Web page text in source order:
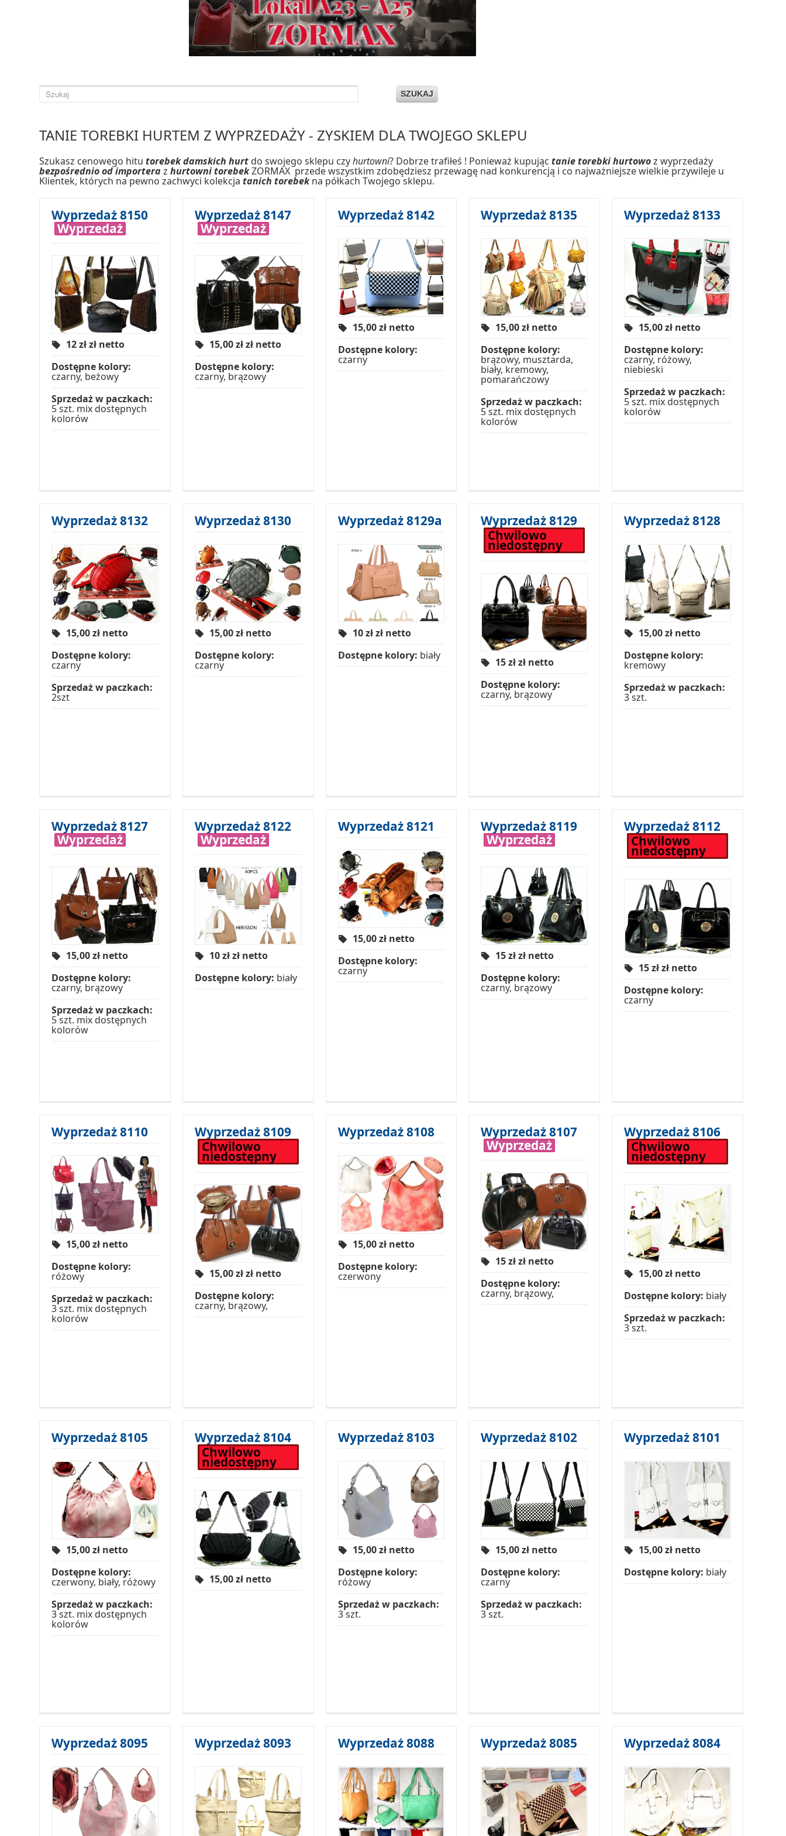
SZUKAJ
TANIE TOREBKI HURTEM Z WYPRZEDAŻY - ZYSKIEM DLA TWOJEGO SKLEPU
Szukasz cenowego hitutorebek damskich hurt do swojego sklepu czyhurtowni? Dobrze trafiłeś ! Ponieważ kupująctanie torebki hurtowoz wyprzedaży
bezpośrednio od importerazhurtowni torebekZORMAX przede wszystkim zdobędziesz przewagę nad konkurencją i co najważniejsze wielkie przywileje u
Klientek, których na pewno zachwyci kolekcja tanich torebekna półkach Twojego sklepu.
Wyprzedaż 8150
Wyprzedaż
12 złzł netto
Dostępne kolory:
czarny, beżowy
Sprzedaż w paczkach:
5 szt. mix dostępnych
kolorów
Wyprzedaż 8147
Wyprzedaż
15,00 złzł netto
Dostępne kolory:
czarny, brązowy
Wyprzedaż 8142
15,00zł netto
Dostępne kolory:
czarny
Wyprzedaż 8135
15,00zł netto
Dostępne kolory:
brązowy, musztarda,
biały, kremowy,
pomarańczowy
Sprzedaż w paczkach:
5 szt. mix dostępnych
kolorów
Wyprzedaż 8133
15,00zł netto
Dostępne kolory:
czarny, różowy,
niebieski
Sprzedaż w paczkach:
5 szt. mix dostępnych
kolorów
Wyprzedaż 8132
15,00zł netto
Dostępne kolory:
czarny
Sprzedaż w paczkach:
2szt
Wyprzedaż 8130
15,00zł netto
Dostępne kolory:
czarny
Wyprzedaż 8129a
10 złzł netto
Dostępne kolory: biały
Wyprzedaż 8129
Chwilowo
niedostępny
15 złzł netto
Dostępne kolory:
czarny, brązowy
Wyprzedaż 8128
15,00zł netto
Dostępne kolory:
kremowy
Sprzedaż w paczkach:
3 szt.
Wyprzedaż 8127
Wyprzedaż
15,00zł netto
Dostępne kolory:
czarny, brązowy
Sprzedaż w paczkach:
5 szt. mix dostępnych
kolorów
Wyprzedaż 8122
Wyprzedaż
10 złzł netto
Dostępne kolory: biały
Wyprzedaż 8121
15,00zł netto
Dostępne kolory:
czarny
Wyprzedaż 8119
Wyprzedaż
15 złzł netto
Dostępne kolory:
czarny, brązowy
Wyprzedaż 8112
Chwilowo
niedostępny
15 złzł netto
Dostępne kolory:
czarny
Wyprzedaż 8110
15,00zł netto
Dostępne kolory:
różowy
Sprzedaż w paczkach:
3 szt. mix dostępnych
kolorów
Wyprzedaż 8109
Chwilowo
niedostępny
15,00 złzł netto
Dostępne kolory:
czarny, brązowy,
Wyprzedaż 8108
15,00zł netto
Dostępne kolory:
czerwony
Wyprzedaż 8107
Wyprzedaż
15 złzł netto
Dostępne kolory:
czarny, brązowy,
Wyprzedaż 8106
Chwilowo
niedostępny
15,00zł netto
Dostępne kolory: biały
Sprzedaż w paczkach:
3 szt.
Wyprzedaż 8105
15,00zł netto
Dostępne kolory:
czerwony, biały, różowy
Sprzedaż w paczkach:
3 szt. mix dostępnych
kolorów
Wyprzedaż 8104
Chwilowo
niedostępny
15,00zł netto
Wyprzedaż 8103
15,00zł netto
Dostępne kolory:
różowy
Sprzedaż w paczkach:
3 szt.
Wyprzedaż 8102
15,00zł netto
Dostępne kolory:
czarny
Sprzedaż w paczkach:
3 szt.
Wyprzedaż 8101
15,00zł netto
Dostępne kolory: biały
Wyprzedaż 8095 Wyprzedaż 8093 Wyprzedaż 8088 Wyprzedaż 8085 Wyprzedaż 8084